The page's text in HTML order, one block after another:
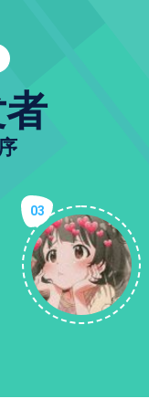
03